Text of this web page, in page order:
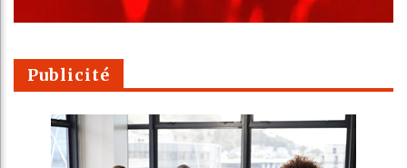
Publicité